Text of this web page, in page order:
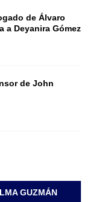
de Álvaro
a Deyanira Gómez
de John
GUZMÁN